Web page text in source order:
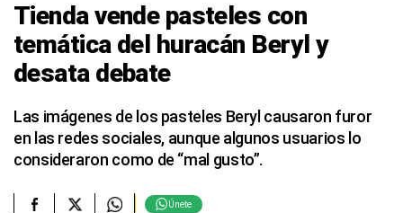
Tienda vende pasteles con
temática del huracán Beryl y
desata debate
Las imágenes de los pasteles Beryl causaron furor
en las redes sociales, aunque algunos usuarios lo
consideraron como de “mal gusto”.
Únete